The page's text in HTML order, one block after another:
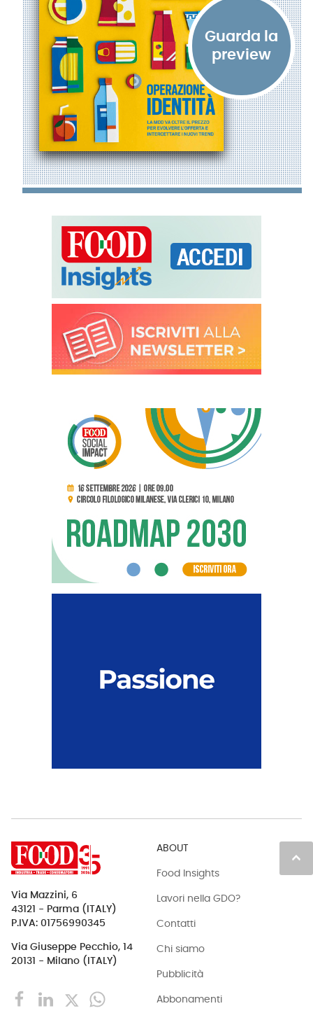
keyboard_arrow_up
Via Mazzini, 6
43121 - Parma (ITALY)
P.IVA: 01756990345
Via Giuseppe Pecchio, 14
20131 - Milano (ITALY)
ABOUT
Food Insights
Lavori nella GDO?
Contatti
Chi siamo
Pubblicità
Abbonamenti